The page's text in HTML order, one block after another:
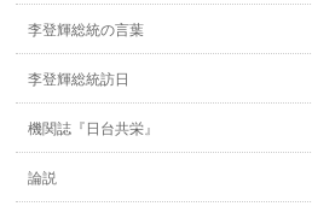
李登輝総統の言葉
李登輝総統訪日
機関誌『日台共栄』
論説